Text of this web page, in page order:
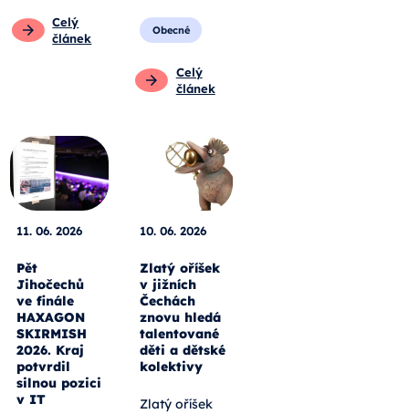
Celý
článek
Obecné
Celý
článek
11. 06. 2026
Pět
Jihočechů
ve finále
HAXAGON
SKIRMISH
2026. Kraj
potvrdil
silnou pozici
v IT
10. 06. 2026
Zlatý oříšek
v jižních
Čechách
znovu hledá
talentované
děti a dětské
kolektivy
Zlatý oříšek